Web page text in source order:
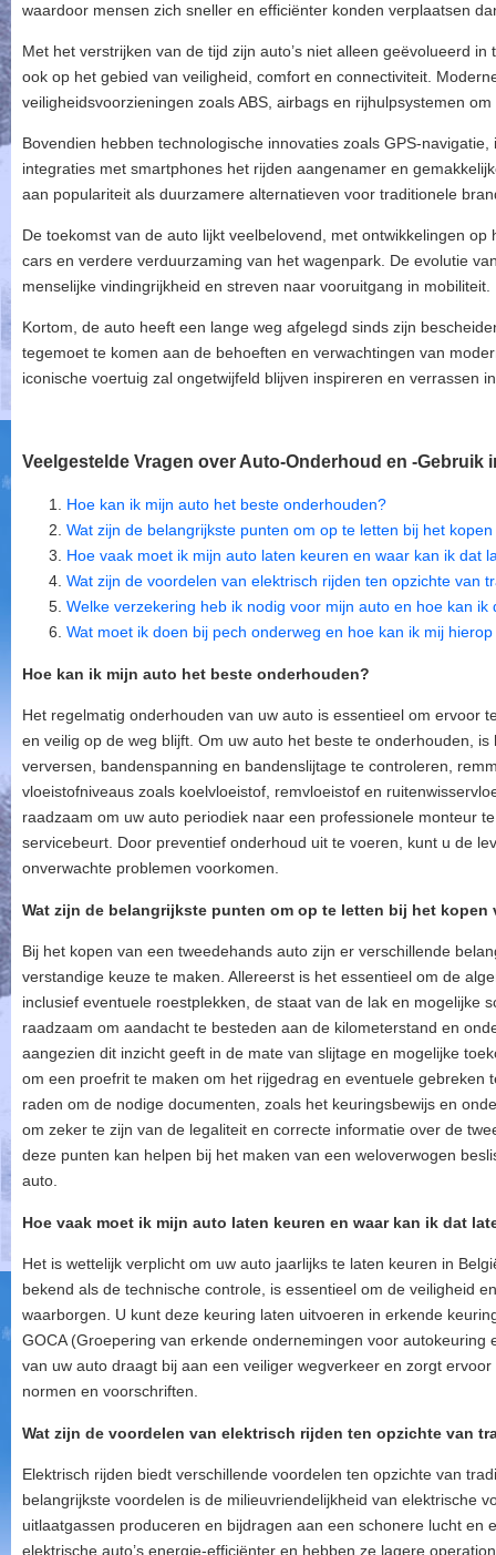
waardoor mensen zich sneller en efficiënter konden verplaatsen
Met het verstrijken van de tijd zijn auto’s niet alleen geëvolueerd
ook op het gebied van veiligheid, comfort en connectiviteit.
veiligheidsvoorzieningen zoals ABS, airbags en rijhulpsystemen
Bovendien hebben technologische innovaties zoals GPS-
integraties met smartphones het rijden aangenamer en
aan populariteit als duurzamere alternatieven voor traditionele
De toekomst van de auto lijkt veelbelovend, met ontwikkelingen
cars en verdere verduurzaming van het wagenpark. De evolutie
menselijke vindingrijkheid en streven naar vooruitgang in mobiliteit.
Kortom, de auto heeft een lange weg afgelegd sinds zijn
tegemoet te komen aan de behoeften en verwachtingen van
iconische voertuig zal ongetwijfeld blijven inspireren en verrassen
Veelgestelde Vragen over Auto-Onderhoud en -Gebruik
Hoe kan ik mijn auto het beste onderhouden?
Wat zijn de belangrijkste punten om op te letten bij het
Hoe vaak moet ik mijn auto laten keuren en waar kan ik dat
Wat zijn de voordelen van elektrisch rijden ten opzichte van
Welke verzekering heb ik nodig voor mijn auto en hoe kan ik
Wat moet ik doen bij pech onderweg en hoe kan ik mij
Hoe kan ik mijn auto het beste onderhouden?
Het regelmatig onderhouden van uw auto is essentieel om ervoor
en veilig op de weg blijft. Om uw auto het beste te onderhouden,
verversen, bandenspanning en bandenslijtage te controleren,
vloeistofniveaus zoals koelvloeistof, remvloeistof en
raadzaam om uw auto periodiek naar een professionele monteur
servicebeurt. Door preventief onderhoud uit te voeren, kunt u de
onverwachte problemen voorkomen.
Wat zijn de belangrijkste punten om op te letten bij het kopen
Bij het kopen van een tweedehands auto zijn er verschillende
verstandige keuze te maken. Allereerst is het essentieel om de
inclusief eventuele roestplekken, de staat van de lak en mogelijke
raadzaam om aandacht te besteden aan de kilometerstand en
aangezien dit inzicht geeft in de mate van slijtage en mogelijke
om een proefrit te maken om het rijgedrag en eventuele gebreken
raden om de nodige documenten, zoals het keuringsbewijs en
om zeker te zijn van de legaliteit en correcte informatie over de
deze punten kan helpen bij het maken van een weloverwogen
auto.
Hoe vaak moet ik mijn auto laten keuren en waar kan ik dat
Het is wettelijk verplicht om uw auto jaarlijks te laten keuren in
bekend als de technische controle, is essentieel om de veiligheid
waarborgen. U kunt deze keuring laten uitvoeren in erkende
GOCA (Groepering van erkende ondernemingen voor autokeuring
van uw auto draagt bij aan een veiliger wegverkeer en zorgt
normen en voorschriften.
Wat zijn de voordelen van elektrisch rijden ten opzichte van
Elektrisch rijden biedt verschillende voordelen ten opzichte van
belangrijkste voordelen is de milieuvriendelijkheid van elektrische
uitlaatgassen produceren en bijdragen aan een schonere lucht en
elektrische auto’s energie-efficiënter en hebben ze lagere